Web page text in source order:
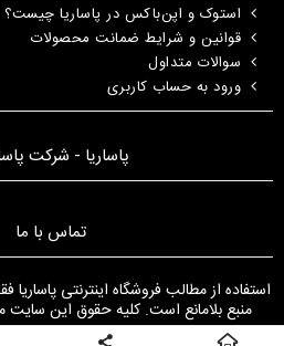
استوک و اپن‌باکس در پاساریا چیست؟
قوانین و شرایط ضمانت محصولات
سوالات متداول
ورود به حساب کاربری
پاساریا - شرکت
تماس با ما
استفاده از مطالب فروشگاه اینترنتی
منبع بلامانع است. کلیه حقوق این سایت